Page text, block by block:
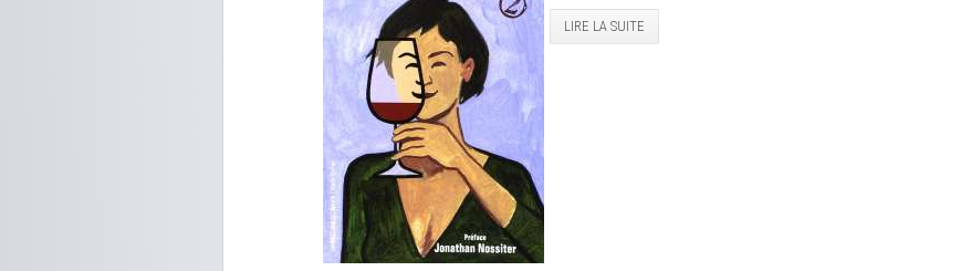
LIRE LA SUITE